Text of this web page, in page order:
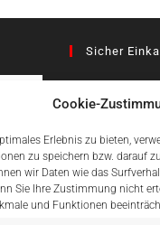
Cookie-
Erlebnis zu bieten,
zu speichern bzw. darauf
wir Daten wie das
Sie Ihre Zustimmung nicht
und Funktionen
Sicher
Einfach